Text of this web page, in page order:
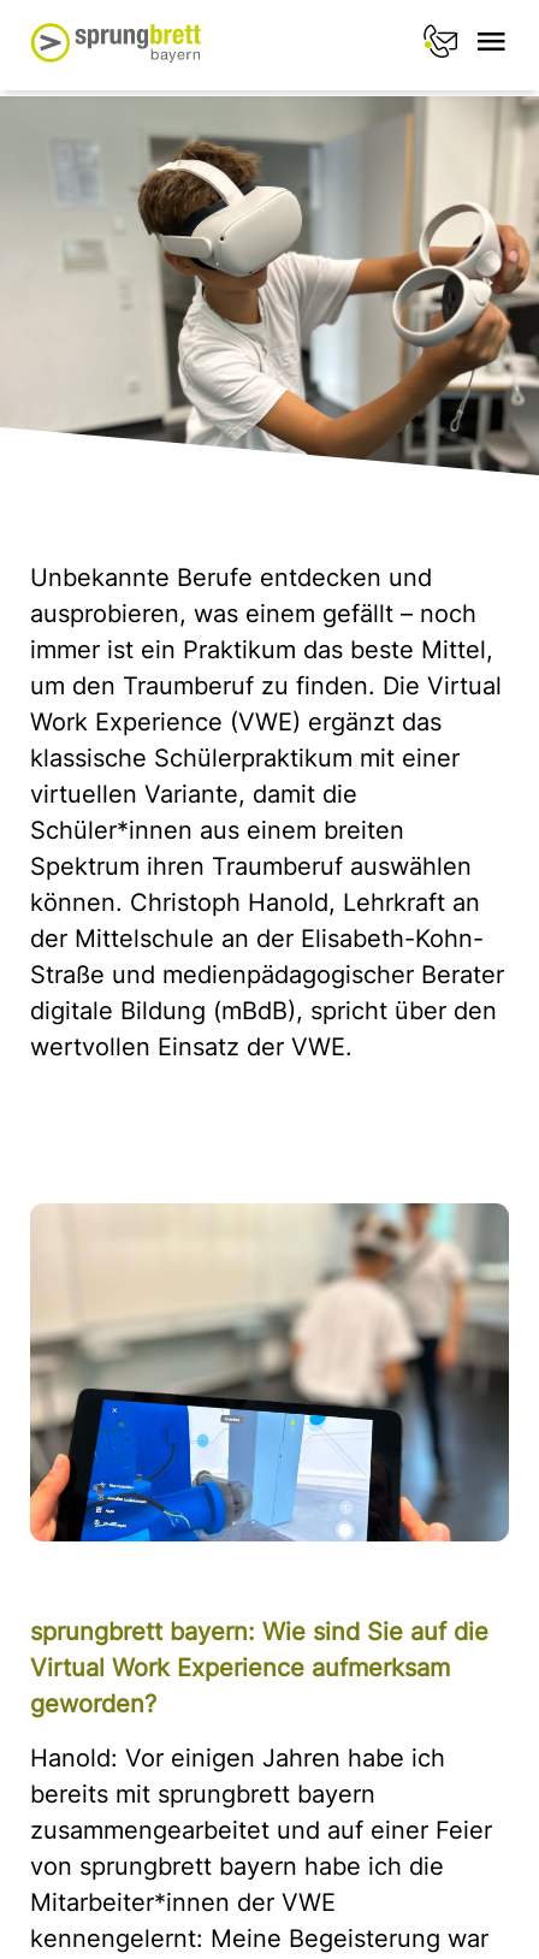
Unbekannte Berufe entdecken und
ausprobieren, was einem gefällt – noch
immer ist ein Praktikum das beste Mittel,
um den Traumberuf zu finden. Die Virtual
Work Experience (VWE) ergänzt das
klassische Schülerpraktikum mit einer
virtuellen Variante, damit die
Schüler*innen aus einem breiten
Spektrum ihren Traumberuf auswählen
können. Christoph Hanold, Lehrkraft an
der Mittelschule an der Elisabeth-Kohn-
Straße und medienpädagogischer Berater
digitale Bildung (mBdB), spricht über den
wertvollen Einsatz der VWE.
sprungbrett bayern: Wie sind Sie auf die
Virtual Work Experience aufmerksam
geworden?
Hanold: Vor einigen Jahren habe ich
bereits mit sprungbrett bayern
zusammengearbeitet und auf einer Feier
von sprungbrett bayern habe ich die
Mitarbeiter*innen der VWE
kennengelernt: Meine Begeisterung war